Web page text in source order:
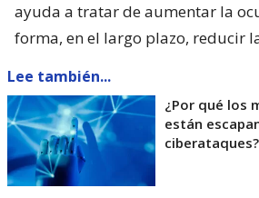
ayuda a tratar de aumentar la
forma, en el largo plazo, reducir
Lee también...
¿Por qué los
están
ciberataques?